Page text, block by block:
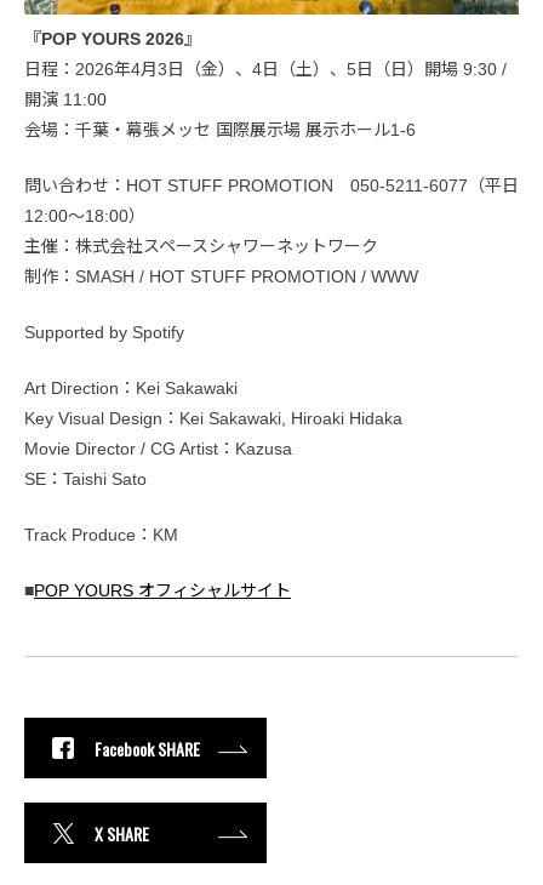
『POP YOURS 2026』
日程：2026年4月3日（金）、4日（土）、5日（日）開場 9:30 /
開演 11:00
会場：千葉・幕張メッセ 国際展示場 展示ホール1-6
問い合わせ：HOT STUFF PROMOTION 050-5211-6077（平日
12:00〜18:00）
主催：株式会社スペースシャワーネットワーク
制作：SMASH / HOT STUFF PROMOTION / WWW
Supported by Spotify
Art Direction：Kei Sakawaki
Key Visual Design：Kei Sakawaki, Hiroaki Hidaka
Movie Director / CG Artist：Kazusa
SE：Taishi Sato
Track Produce：KM
■POP YOURS オフィシャルサイト
Facebook SHARE
X SHARE